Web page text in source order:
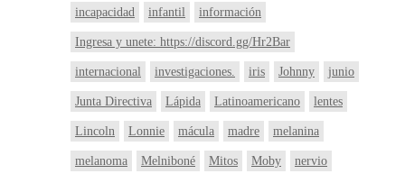
incapacidad infantil información
Ingresa y unete: https://discord.gg/Hr2Bar
internacional investigaciones. iris Johnny junio
Junta Directiva Lápida Latinoamericano lentes
Lincoln Lonnie mácula madre melanina
melanoma Melniboné Mitos Moby nervio